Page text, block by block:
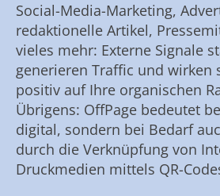
Social-Media-Marketing,
redaktionelle Artikel,
vieles mehr: Externe Signale
generieren Traffic und wirken
positiv auf Ihre organischen
Übrigens: OffPage bedeutet
digital, sondern bei Bedarf
durch die Verknüpfung von
Druckmedien mittels QR-